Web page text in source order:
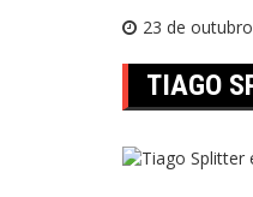
23 de
TIAGO